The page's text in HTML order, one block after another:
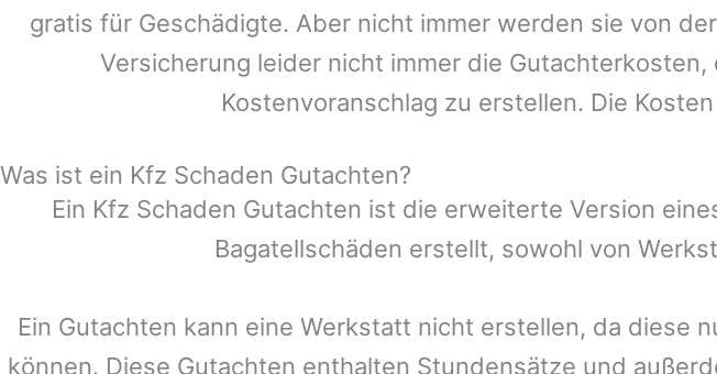
gratis für Geschädigte. Aber nicht immer werden sie von
Versicherung leider nicht immer die
Kostenvoranschlag zu erstellen. Die
Was ist ein Kfz Schaden Gutachten?
Ein Kfz Schaden Gutachten ist die erweiterte Version
Bagatellschäden erstellt, sowohl von
Ein Gutachten kann eine Werkstatt nicht erstellen, da diese
können. Diese Gutachten enthalten Stundensätze und